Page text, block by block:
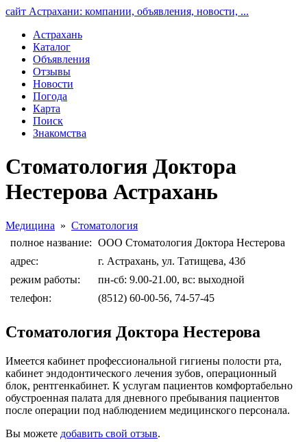
сайт Астрахани: компании, объявления, новости, ...
Астрахань
Каталог
Объявления
Отзывы
Новости
Погода
Карта
Поиск
Знакомства
Стоматология Доктора
Нестерова Астрахань
Медицина » Стоматология
полное название: ООО Стоматология Доктора Нестерова
адрес:
г. Астрахань, ул. Татищева, 43б
режим работы:
пн-сб: 9.00-21.00, вс: выходной
телефон:
(8512) 60-00-56, 74-57-45
Стоматология Доктора Нестерова
Имеется кабинет профессиональной гигиены полости рта,
кабинет эндодонтического лечения зубов, операционный
блок, рентгенкабинет. К услугам пациентов комфортабельно
обустроенная палата для дневного пребывания пациентов
после операции под наблюдением медицинского персонала.
Вы можете добавить свой отзыв.